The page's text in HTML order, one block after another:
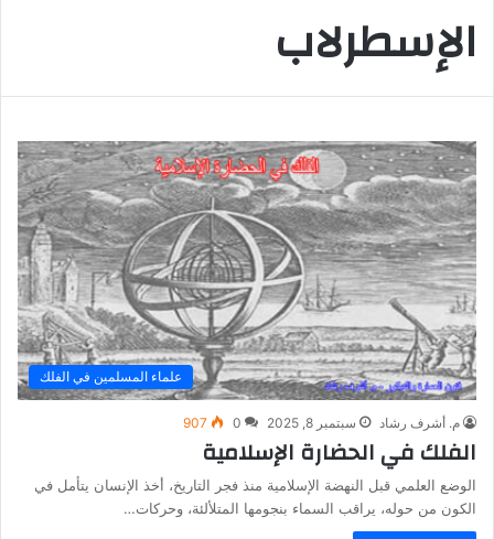
الإسطرلاب
علماء المسلمين في الفلك
م. أشرف رشاد سبتمبر 8, 2025 0
907
الفلك في الحضارة الإسلامية
الوضع العلمي قبل النهضة الإسلامية منذ فجر التاريخ، أخذ الإنسان يتأمل في
الكون من حوله، يراقب السماء بنجومها المتلألئة، وحركات…